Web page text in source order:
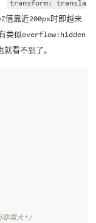
transform: transla
靠近200px时即越来
有类似overflow:hidden
看不到了。
常大*/